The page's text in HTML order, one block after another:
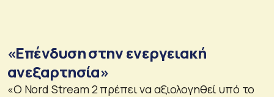
«Επένδυση στην ενεργειακή
ανεξαρτησία»
«Ο Nord Stream 2 πρέπει να αξιολογηθεί υπό το